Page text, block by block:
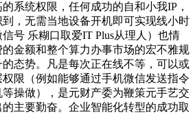
系统权限，任何成功的自和小我IP，
，无需当地设备开机即可实现线小时
号 乐糊口取爱IT Plus从理人）也情
金额和整个算力办事市场的宏不雅规
态势。凡是每次正在线不等，可以或
限（例如能够通过手机微信发送指令
操做），是元财产委为鞭策元手艺交
主要勤奋。企业智能化转型的成功取